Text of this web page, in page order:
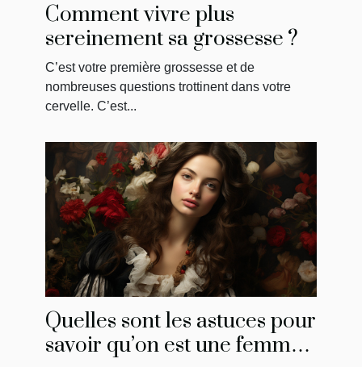
Comment vivre plus
sereinement sa grossesse ?
C’est votre première grossesse et de
nombreuses questions trottinent dans votre
cervelle. C’est...
Quelles sont les astuces pour
savoir qu’on est une femme